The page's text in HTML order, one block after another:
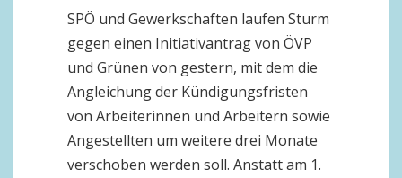
SPÖ und Gewerkschaften laufen Sturm
gegen einen Initiativantrag von ÖVP
und Grünen von gestern, mit dem die
Angleichung der Kündigungsfristen
von Arbeiterinnen und Arbeitern sowie
Angestellten um weitere drei Monate
verschoben werden soll. Anstatt am 1.